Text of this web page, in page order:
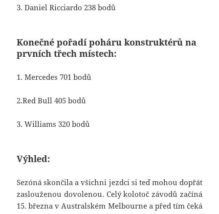
3. Daniel Ricciardo 238 bodů
Konečné pořadí poháru konstruktérů na
prvních třech místech:
1. Mercedes 701 bodů
2.Red Bull 405 bodů
3. Williams 320 bodů
Výhled:
Sezóná skončila a všichni jezdci si teď mohou dopřát
zaslouženou dovolenou. Celý kolotoč závodů začíná
15. března v Australském Melbourne a před tím čeká